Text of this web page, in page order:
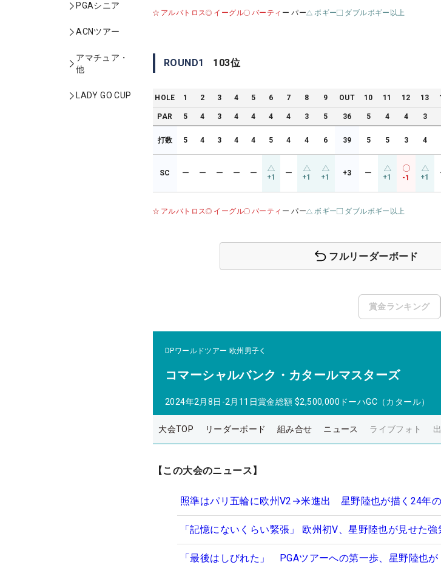
PGAシニア
ACNツアー
アマチュア・
他
LADY GO CUP
アルバトロス イーグル バーティ ー パー ボギー ダブルボギー以上
ROUND1 103位
HOLE 1 2 3 4 5 6 7 8 9 OUT 10 11 12 13
PAR 5 4 3 4 4 4 4 3 5 36 5 4 4 3
打数 5 4 3 4 4 5 4 4 6 39 5 5 3 4
SC ー ー ー ー ー +1 ー +1 +1 +3 ー +1 -1 +1
アルバトロス イーグル バーティ ー パー ボギー ダブルボギー以上
フルリーダーボード
賞金ランキング
DPワールドツアー 欧州男子
コマーシャルバンク・カタールマスターズ
2024年2月8日-2月11日賞金総額 $2,500,000 ドーハGC（カタール）
大会TOP リーダーボード 組み合せ ニュース ライブフォト
【この大会のニュース】
照準はパリ五輪に欧州V2→米進出 星野陸也が描く24年
「記憶にないくらい緊張」 欧州初V、星野陸也が見せた強
「最後はしびれた」 PGAツアーへの第一歩、星野陸也